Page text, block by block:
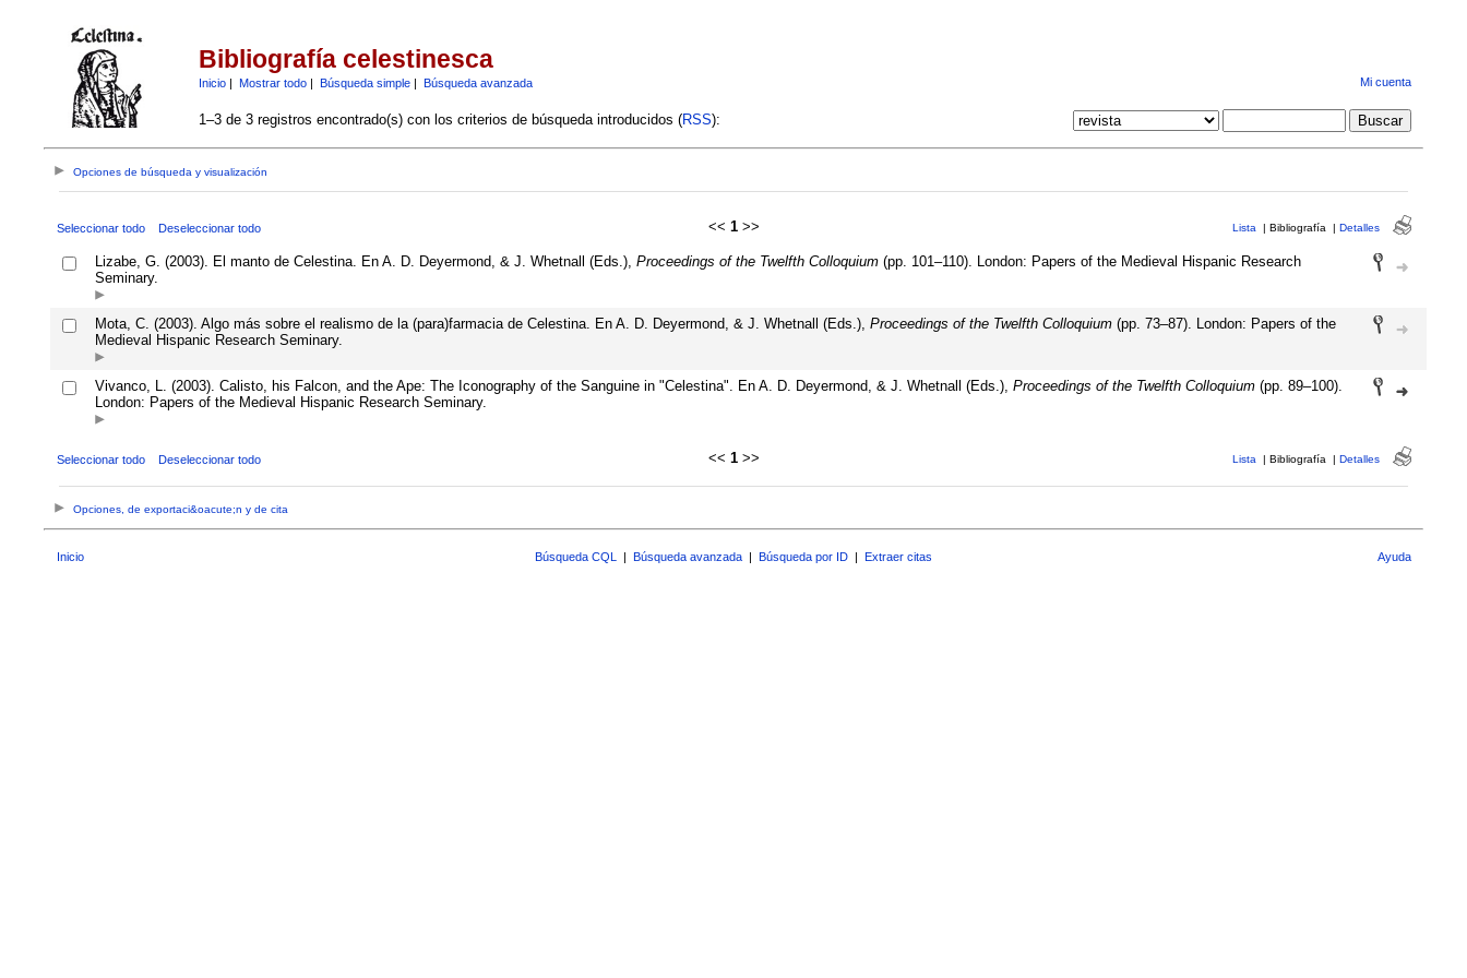
Bibliografía celestinesca
Inicio| Mostrar todo| Búsqueda simple| Búsqueda avanzada Mi cuenta
1–3 de 3 registros encontrado(s) con los criterios de búsqueda introducidos (RSS):
Opciones de búsqueda y visualización
Seleccionar todo Deseleccionar todo << 1>> Lista | Bibliografía | Detalles
Lizabe, G. (2003). El manto de Celestina. En A. D. Deyermond, & J. Whetnall (Eds.), Proceedings of the Twelfth Colloquium(pp. 101–110). London: Papers of the Medieval Hispanic Research
Seminary.
Mota, C. (2003). Algo más sobre el realismo de la (para)farmacia de Celestina. En A. D. Deyermond, & J. Whetnall (Eds.), Proceedings of the Twelfth Colloquium(pp. 73–87). London: Papers of the
Medieval Hispanic Research Seminary.
Vivanco, L. (2003). Calisto, his Falcon, and the Ape: The Iconography of the Sanguine in "Celestina". En A. D. Deyermond, & J. Whetnall (Eds.), Proceedings of the Twelfth Colloquium(pp. 89–100).
London: Papers of the Medieval Hispanic Research Seminary.
Seleccionar todo Deseleccionar todo << 1>> Lista | Bibliografía | Detalles
Opciones, de exportaci&oacute;n y de cita
Inicio Búsqueda CQL | Búsqueda avanzada | Búsqueda por ID | Extraer citas Ayuda